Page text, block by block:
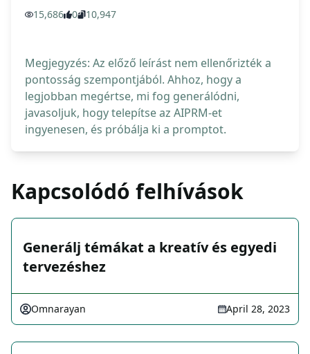
15,686 0 10,947
Megjegyzés: Az előző leírást nem ellenőrizték a
pontosság szempontjából. Ahhoz, hogy a
legjobban megértse, mi fog generálódni,
javasoljuk, hogy telepítse az AIPRM-et
ingyenesen, és próbálja ki a promptot.
Kapcsolódó felhívások
Generálj témákat a kreatív és egyedi
tervezéshez
Omnarayan April 28, 2023